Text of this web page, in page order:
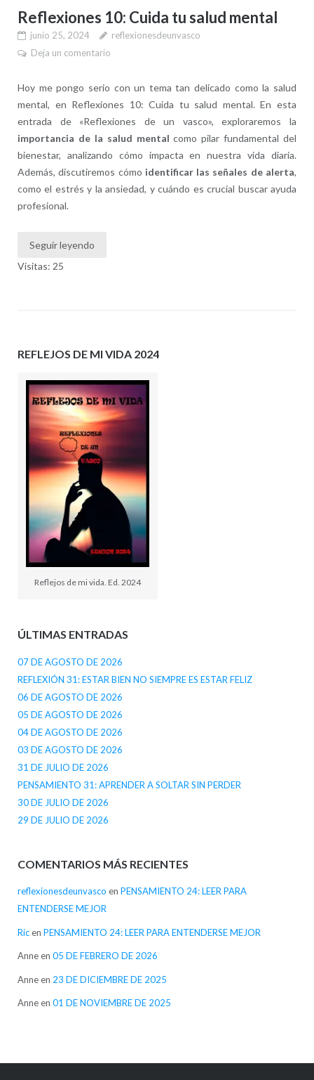
Reflexiones 10: Cuida tu salud mental
junio 25, 2024
reflexionesdeunvasco
Deja un comentario
Hoy me pongo serio con un tema tan delicado como la salud
mental, en Reflexiones 10: Cuida tu salud mental. En esta
entrada de «Reflexiones de un vasco», exploraremos la
importancia de la salud mental como pilar fundamental del
bienestar, analizando cómo impacta en nuestra vida diaria.
Además, discutiremos cómo identificar las señales de alerta,
como el estrés y la ansiedad, y cuándo es crucial buscar ayuda
profesional.
Seguir leyendo
Visitas: 25
REFLEJOS DE MI VIDA 2024
Reflejos de mi vida. Ed. 2024
ÚLTIMAS ENTRADAS
07 DE AGOSTO DE 2026
REFLEXIÓN 31: ESTAR BIEN NO SIEMPRE ES ESTAR FELIZ
06 DE AGOSTO DE 2026
05 DE AGOSTO DE 2026
04 DE AGOSTO DE 2026
03 DE AGOSTO DE 2026
31 DE JULIO DE 2026
PENSAMIENTO 31: APRENDER A SOLTAR SIN PERDER
30 DE JULIO DE 2026
29 DE JULIO DE 2026
COMENTARIOS MÁS RECIENTES
reflexionesdeunvasco en PENSAMIENTO 24: LEER PARA
ENTENDERSE MEJOR
Ricen PENSAMIENTO 24: LEER PARA ENTENDERSE MEJOR
Anneen 05 DE FEBRERO DE 2026
Anneen 23 DE DICIEMBRE DE 2025
Anneen 01 DE NOVIEMBRE DE 2025